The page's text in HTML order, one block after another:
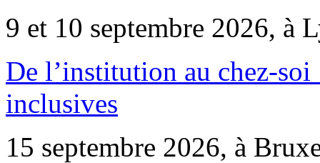
9 et 10 septembre 2026, à
De l’institution au chez-
inclusives
15 septembre 2026, à